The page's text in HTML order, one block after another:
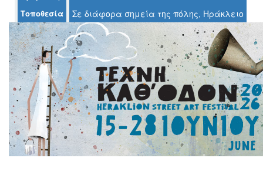
ΤΟΠΟΣ
ΜΑΣ
ΔΗΜΟΣ
ΠΟΛΙΤΙΣΜΟΣ
ΑΝΘΕΚΤΙΚΗ
ΠΟΛΗ
Τοποθεσία Σε διάφορα σημεία της πόλης, Ηράκλειο